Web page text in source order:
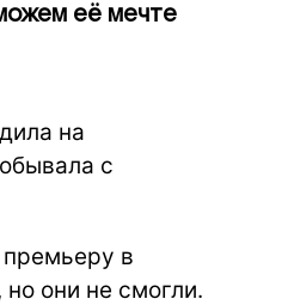
её мечте
на
с
в
они не смогли.